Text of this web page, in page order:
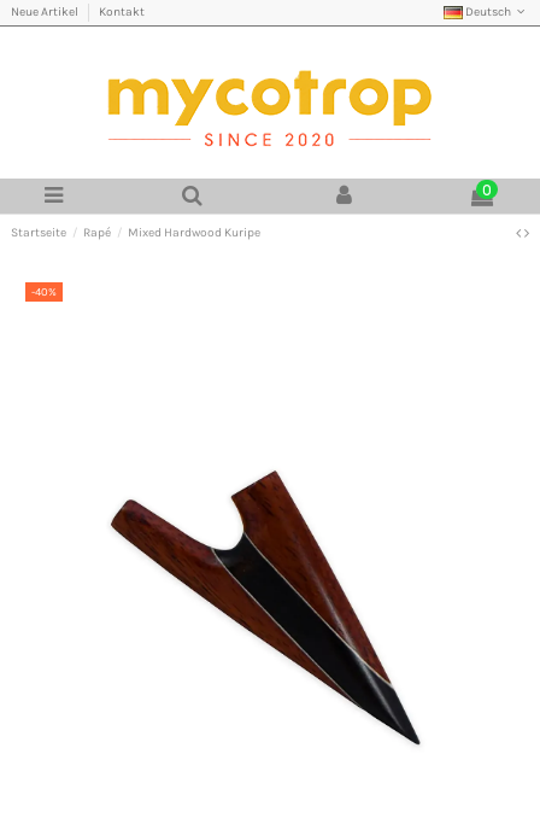
Neue Artikel Kontakt Deutsch
0
Startseite Rapé Mixed Hardwood Kuripe
-40%